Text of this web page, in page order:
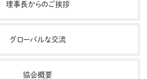
理事長からのご挨拶
グローバルな交流
協会概要